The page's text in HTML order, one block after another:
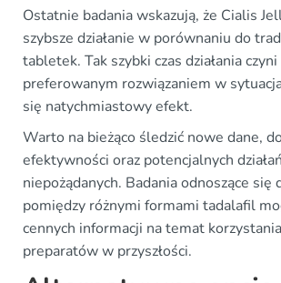
Ostatnie badania wskazują, że Cialis
szybsze działanie w porównaniu do
tabletek. Tak szybki czas działania
preferowanym rozwiązaniem w
się natychmiastowy efekt.
Warto na bieżąco śledzić nowe dane,
efektywności oraz potencjalnych działań
niepożądanych. Badania odnoszące się
pomiędzy różnymi formami tadalafil
cennych informacji na temat
preparatów w przyszłości.